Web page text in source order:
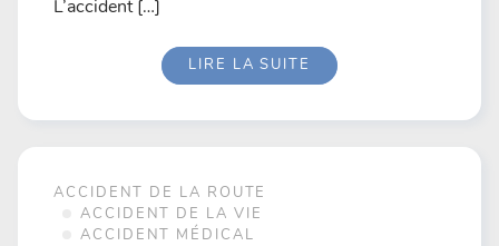
L’accident […]
LIRE LA SUITE
ACCIDENT DE LA ROUTE
ACCIDENT DE LA VIE
ACCIDENT MÉDICAL